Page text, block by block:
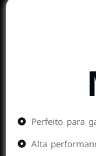
Perfeito para
Alta